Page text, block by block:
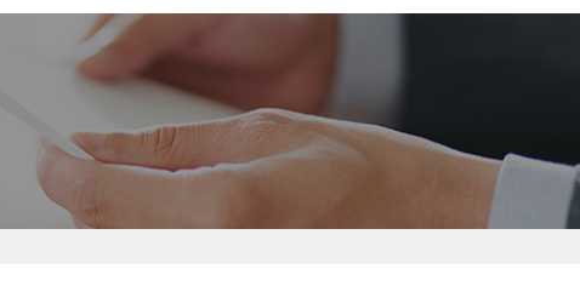
代表あいさつ